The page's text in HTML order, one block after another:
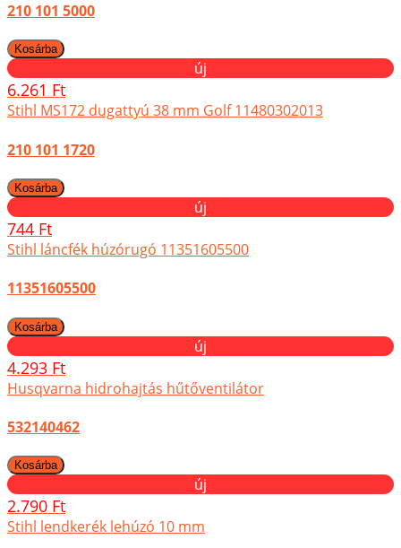
210 101 5000
új
6.261 Ft
Stihl MS172 dugattyú 38 mm Golf 11480302013
210 101 1720
új
744 Ft
Stihl láncfék húzórugó 11351605500
11351605500
új
4.293 Ft
Husqvarna hidrohajtás hűtőventilátor
532140462
új
2.790 Ft
Stihl lendkerék lehúzó 10 mm